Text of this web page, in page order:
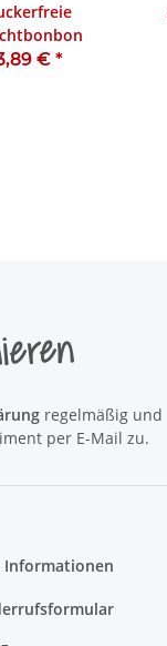
€ *
regelmäßig und
per E-Mail zu.
Informationen